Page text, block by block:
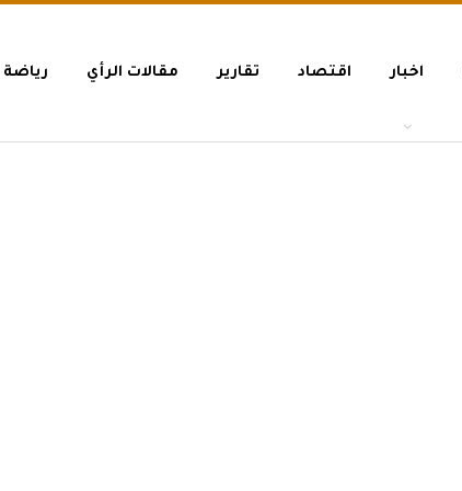
اخبار اقتصاد تقارير مقالات الرأي رياضة